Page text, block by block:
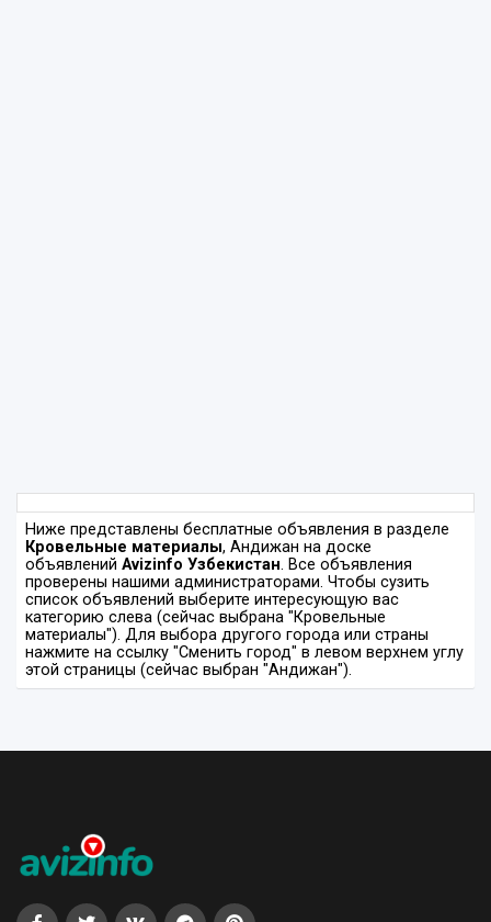
Ниже представлены бесплатные объявления в разделе
Кровельные материалы, Андижан на доске
объявлений Avizinfo Узбекистан. Все объявления
проверены нашими администраторами. Чтобы сузить
список объявлений выберите интересующую вас
категорию слева (сейчас выбрана "Кровельные
материалы"). Для выбора другого города или страны
нажмите на ссылку "Сменить город" в левом верхнем углу
этой страницы (сейчас выбран "Андижан").